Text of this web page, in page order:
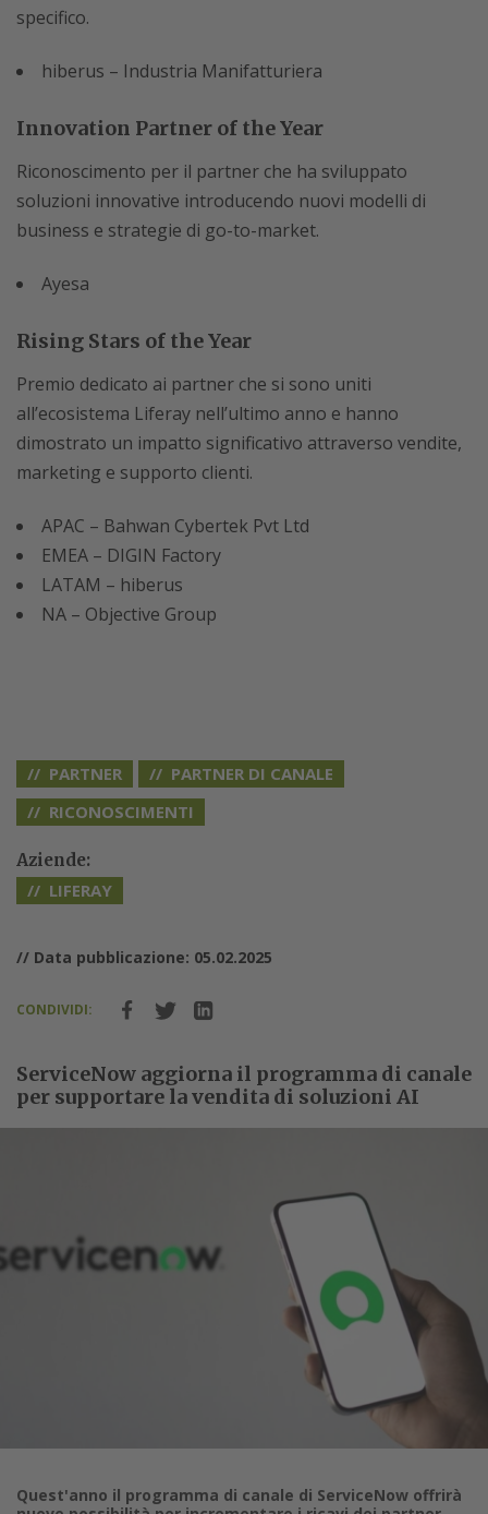
specifico.
hiberus – Industria Manifatturiera
Innovation Partner of the Year
Riconoscimento per il partner che ha sviluppato
soluzioni innovative introducendo nuovi modelli di
business e strategie di go-to-market.
Ayesa
Rising Stars of the Year
Premio dedicato ai partner che si sono uniti
all’ecosistema Liferay nell’ultimo anno e hanno
dimostrato un impatto significativo attraverso vendite,
marketing e supporto clienti.
APAC – Bahwan Cybertek Pvt Ltd
EMEA – DIGIN Factory
LATAM – hiberus
NA – Objective Group
PARTNER
PARTNER DI CANALE
RICONOSCIMENTI
Aziende:
LIFERAY
// Data pubblicazione: 05.02.2025
CONDIVIDI:
ServiceNow aggiorna il programma di canale
per supportare la vendita di soluzioni AI
Quest'anno il programma di canale di ServiceNow offrirà